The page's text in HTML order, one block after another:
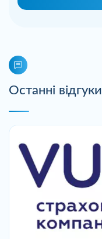
Останні відгуки